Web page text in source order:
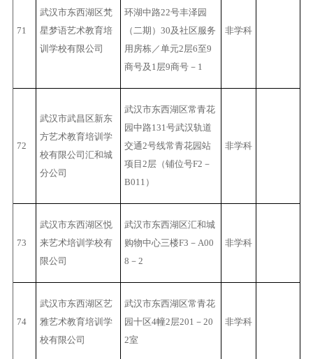
71
武汉市东西湖区梵
星梦语艺术教育培
训学校有限公司
环湖中路22号丰泽园
（二期）30及社区服务
用房栋／单元2层6至9
商号及1层9商号－1
非学科
72
武汉市武昌区新东
方艺术教育培训学
校有限公司汇和城
分公司
武汉市东西湖区常青花
园中路131号武汉轨道
交通2号线常青花园站
项目2层（铺位号F2－
B011）
非学科
73
武汉市东西湖区悦
来艺术培训学校有
限公司
武汉市东西湖区汇和城
购物中心三楼F3－A00
8－2
非学科
74
武汉市东西湖区艺
雅艺术教育培训学
校有限公司
武汉市东西湖区常青花
园十区4幢2层201－20
2室
非学科